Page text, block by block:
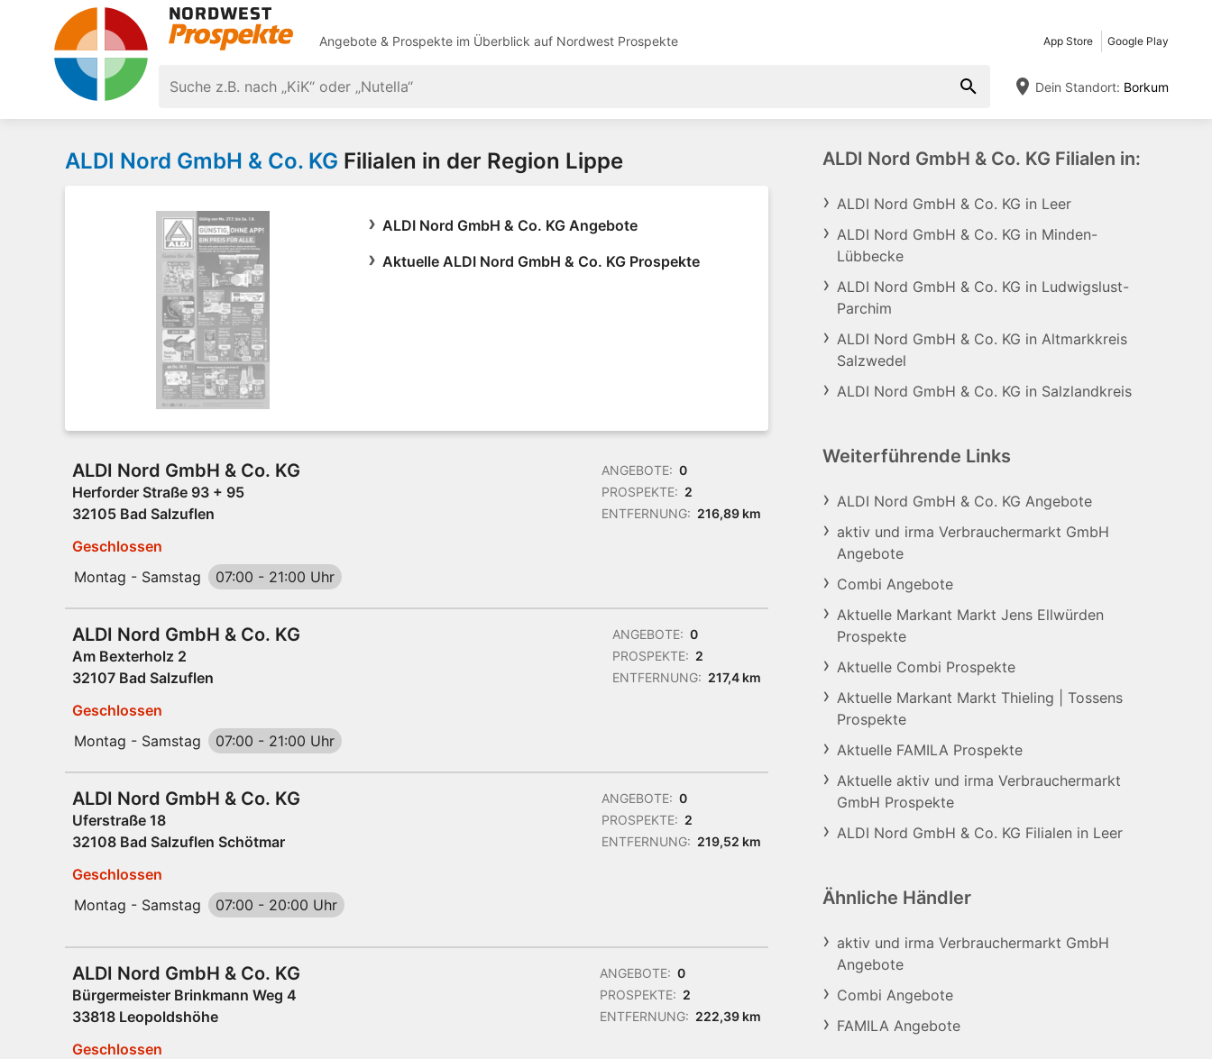
Angebote & Prospekte im Überblick auf Nordwest Prospekte App Store Google Play
Dein Standort: Borkum
ALDI Nord GmbH & Co. KG Filialen in der Region Lippe
ALDI Nord GmbH & Co. KG Angebote
Aktuelle ALDI Nord GmbH & Co. KG Prospekte
ALDI Nord GmbH & Co. KG
Herforder Straße 93 + 95
32105 Bad Salzuflen
ANGEBOTE: 0
PROSPEKTE: 2
ENTFERNUNG: 216,89 km
Geschlossen
Montag - Samstag
07:00 - 21:00 Uhr
ALDI Nord GmbH & Co. KG
Am Bexterholz 2
32107 Bad Salzuflen
ANGEBOTE: 0
PROSPEKTE: 2
ENTFERNUNG: 217,4 km
Geschlossen
Montag - Samstag
07:00 - 21:00 Uhr
ALDI Nord GmbH & Co. KG
Uferstraße 18
32108 Bad Salzuflen Schötmar
ANGEBOTE: 0
PROSPEKTE: 2
ENTFERNUNG: 219,52 km
Geschlossen
Montag - Samstag
07:00 - 20:00 Uhr
ALDI Nord GmbH & Co. KG
Bürgermeister Brinkmann Weg 4
33818 Leopoldshöhe
ANGEBOTE: 0
PROSPEKTE: 2
ENTFERNUNG: 222,39 km
Geschlossen
ALDI Nord GmbH & Co. KG Filialen in:
ALDI Nord GmbH & Co. KG in Leer
ALDI Nord GmbH & Co. KG in Minden-
Lübbecke
ALDI Nord GmbH & Co. KG in Ludwigslust-
Parchim
ALDI Nord GmbH & Co. KG in Altmarkkreis
Salzwedel
ALDI Nord GmbH & Co. KG in Salzlandkreis
Weiterführende Links
ALDI Nord GmbH & Co. KG Angebote
aktiv und irma Verbrauchermarkt GmbH
Angebote
Combi Angebote
Aktuelle Markant Markt Jens Ellwürden
Prospekte
Aktuelle Combi Prospekte
Aktuelle Markant Markt Thieling | Tossens
Prospekte
Aktuelle FAMILA Prospekte
Aktuelle aktiv und irma Verbrauchermarkt
GmbH Prospekte
ALDI Nord GmbH & Co. KG Filialen in Leer
Ähnliche Händler
aktiv und irma Verbrauchermarkt GmbH
Angebote
Combi Angebote
FAMILA Angebote